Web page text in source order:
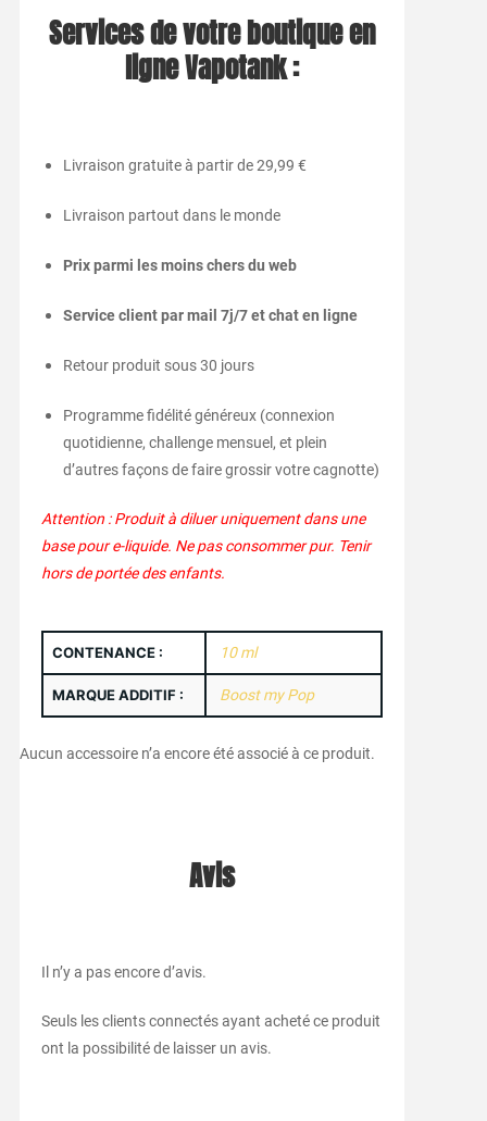
Services de votre boutique en
ligne Vapotank :
Livraison gratuite à partir de 29,99 €
Livraison partout dans le monde
Prix parmi les moins chers du web
Service client par mail 7j/7 et chat en ligne
Retour produit sous 30 jours
Programme fidélité généreux (connexion
quotidienne, challenge mensuel, et plein
d’autres façons de faire grossir votre cagnotte)
Attention : Produit à diluer uniquement dans une
base pour e-liquide. Ne pas consommer pur. Tenir
hors de portée des enfants.
CONTENANCE : 10 ml
MARQUE ADDITIF : Boost my Pop
Aucun accessoire n’a encore été associé à ce produit.
Avis
Il n’y a pas encore d’avis.
Seuls les clients connectés ayant acheté ce produit
ont la possibilité de laisser un avis.